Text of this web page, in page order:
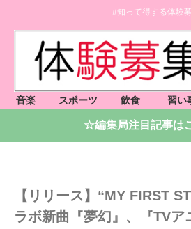
#知って得する体験
音楽 スポーツ 飲食 習い
☆編集局注目記事は
【リリース】“MY FIRST
ラボ新曲『夢幻』、『TVア